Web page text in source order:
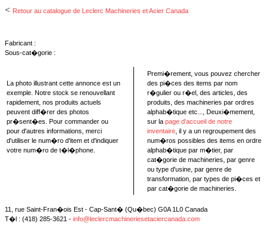
< Retour au catalogue de Leclerc Machineries et Acier Canada
Fabricant :
Sous-cat�gorie :
La photo illustrant cette annonce est un
exemple. Notre stock se renouvellant
rapidement, nos produits actuels
peuvent diff�rer des photos
pr�sent�es. Pour commander ou
pour d'autres informations, merci
d'utiliser le num�ro d'item et d'indiquer
votre num�ro de t�l�phone.
Premi�rement, vous pouvez chercher
des pi�ces des items par nom
r�gulier ou r�el, des articles, des
produits, des machineries par ordres
alphab�tique etc..., Deuxi�mement,
sur la page d'accueil de notre
inventaire , il y a un regroupement des
num�ros possibles des items en ordre
alphab�tique par m�tier, par
cat�gorie de machineries, par genre
ou type d'usine, par genre de
transformation, par types de pi�ces et
par cat�gorie de machineries.
11, rue Saint-Fran�ois Est - Cap-Sant� (Qu�bec) G0A 1L0 Canada
T�l : (418) 285-3621 - info@leclercmachineriesetaciercanada.com